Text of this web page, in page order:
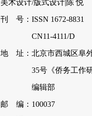
美术设计/版式设计|陈 悦
刊 号：ISSN 1672-8831
CN11-4111/D
地 址：北京市西城区阜
35号《侨务工作研
编辑部
邮 编：100037